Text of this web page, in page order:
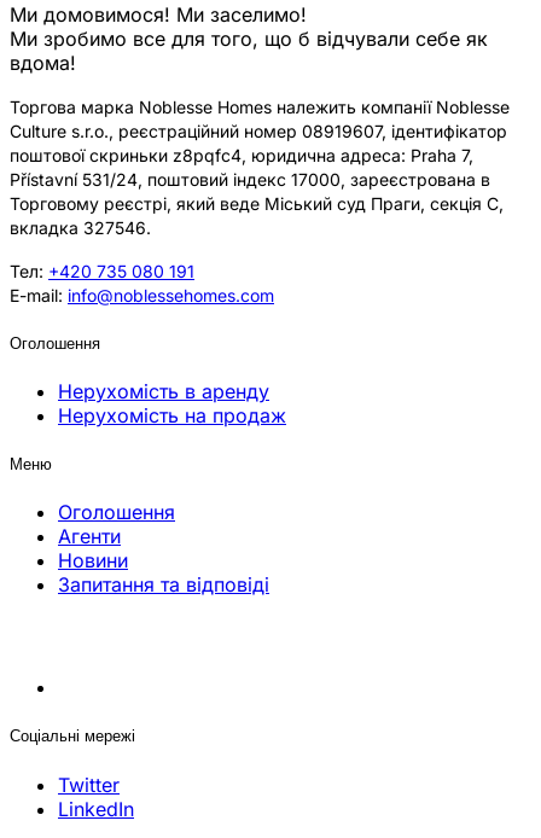
Ми домовимося! Ми заселимо!
Ми зробимо все для того, що б відчували себе як
вдома!
Торгова марка Noblesse Homes належить компанії Noblesse
Culture s.r.o., реєстраційний номер 08919607, ідентифікатор
поштової скриньки z8pqfc4, юридична адреса: Praha 7,
Přístavní 531/24, поштовий індекс 17000, зареєстрована в
Торговому реєстрі, який веде Міський суд Праги, секція C,
вкладка 327546.
Тел: +420 735 080 191
E-mail: info@noblessehomes.com
Оголошення
Нерухомість в аренду
Нерухомість на продаж
Меню
Оголошення
Агенти
Новини
Запитання та відповіді
Соціальні мережі
Twitter
LinkedIn